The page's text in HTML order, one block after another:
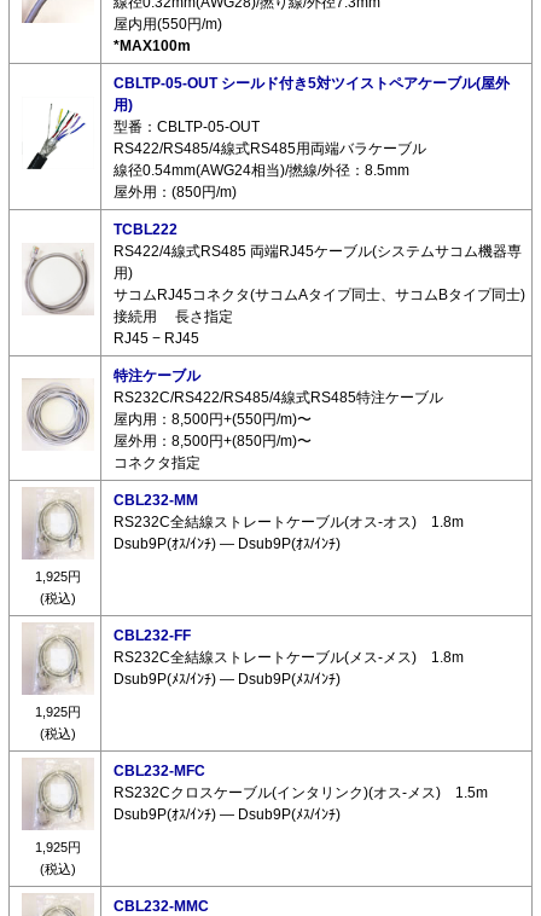
屋内用(550円/m)
*MAX100m
CBLTP-05-OUT シールド付き5対ツイストペアケーブル(屋外
用)
型番：CBLTP-05-OUT
RS422/RS485/4線式RS485用両端バラケーブル
線径0.54mm(AWG24相当)/撚線/外径：8.5mm
屋外用：(850円/m)
TCBL222
RS422/4線式RS485 両端RJ45ケーブル(システムサコム機器専
用)
サコムRJ45コネクタ(サコムAタイプ同士、サコムBタイプ同士)
接続用 長さ指定
RJ45 − RJ45
特注ケーブル
RS232C/RS422/RS485/4線式RS485特注ケーブル
屋内用：8,500円+(550円/m)〜
屋外用：8,500円+(850円/m)〜
コネクタ指定
1,925円
(税込)
CBL232-MM
RS232C全結線ストレートケーブル(オス-オス) 1.8m
Dsub9P(ｵｽ/ｲﾝﾁ) ― Dsub9P(ｵｽ/ｲﾝﾁ)
1,925円
(税込)
CBL232-FF
RS232C全結線ストレートケーブル(メス-メス) 1.8m
Dsub9P(ﾒｽ/ｲﾝﾁ) ― Dsub9P(ﾒｽ/ｲﾝﾁ)
1,925円
(税込)
CBL232-MFC
RS232Cクロスケーブル(インタリンク)(オス-メス) 1.5m
Dsub9P(ｵｽ/ｲﾝﾁ) ― Dsub9P(ﾒｽ/ｲﾝﾁ)
CBL232-MMC